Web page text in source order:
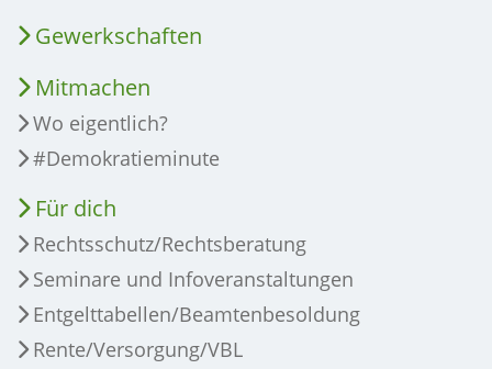
Gewerkschaften
Mitmachen
Wo eigentlich?
#Demokratieminute
Für dich
Rechtsschutz/Rechtsberatung
Seminare und Infoveranstaltungen
Entgelttabellen/Beamtenbesoldung
Rente/Versorgung/VBL